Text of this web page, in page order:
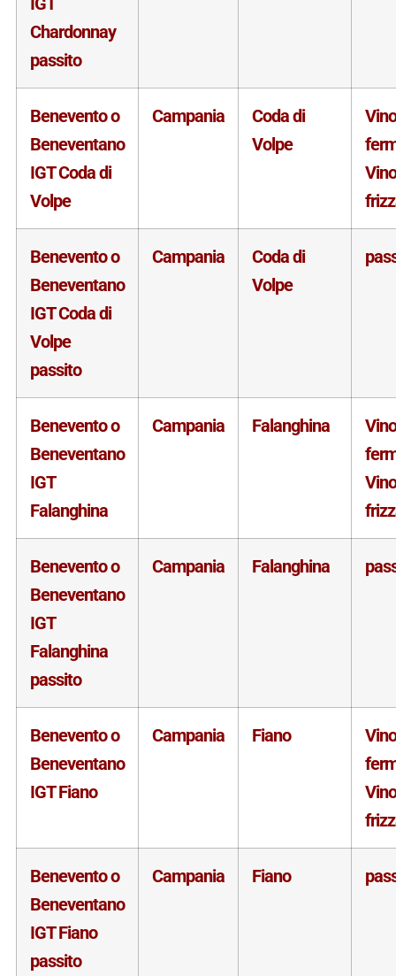
Chardonnay
passito
Benevento o
Beneventano
IGT Coda di
Volpe
Campania
Coda di
Volpe
Vino
Vino
Benevento o
Beneventano
IGT Coda di
Volpe
passito
Campania
Coda di
Volpe
Benevento o
Beneventano
IGT
Falanghina
Campania Falanghina
Vino
Vino
Benevento o
Beneventano
IGT
Falanghina
passito
Campania Falanghina
Benevento o
Beneventano
IGT Fiano
Campania Fiano
Vino
Vino
Benevento o
Beneventano
IGT Fiano
passito
Campania Fiano